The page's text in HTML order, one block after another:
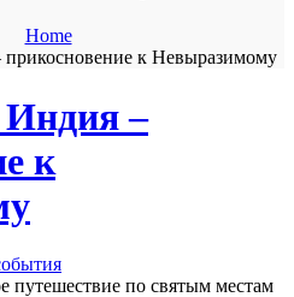
Home
к Невыразимому
–
к